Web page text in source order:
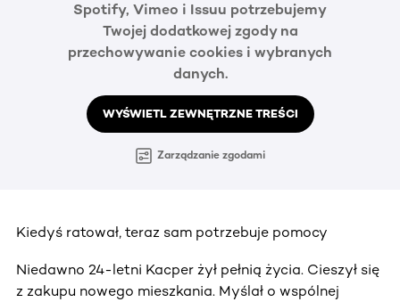
Spotify, Vimeo i Issuu potrzebujemy
Twojej dodatkowej zgody na
przechowywanie cookies i wybranych
danych.
WYŚWIETL ZEWNĘTRZNE TREŚCI
Zarządzanie zgodami
Kiedyś ratował, teraz sam potrzebuje pomocy
Niedawno 24-letni Kacper żył pełnią życia. Cieszył się
z zakupu nowego mieszkania. Myślał o wspólnej